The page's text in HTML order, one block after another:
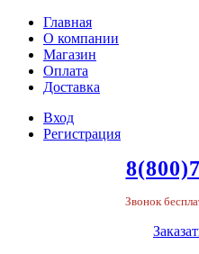
Главная
О компании
Магазин
Оплата
Доставка
Вход
Регистрация
Звонок